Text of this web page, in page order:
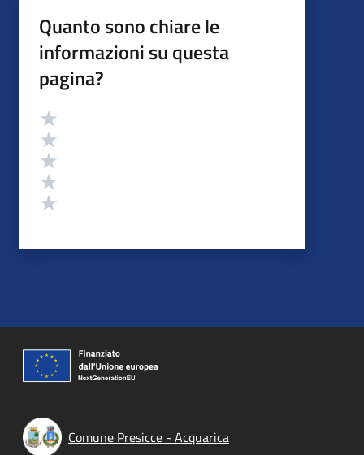
Quanto sono chiare le
informazioni su questa
pagina?
Valutazione
Comune Presicce - Acquarica